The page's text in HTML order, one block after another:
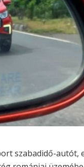
szabadidő-autót,